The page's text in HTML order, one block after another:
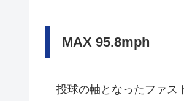
MAX 95.8mph
投球の軸となったファス